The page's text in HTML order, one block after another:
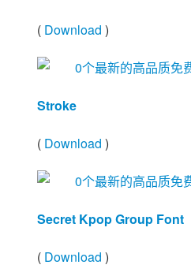
( Download )
Stroke
( Download )
Secret Kpop Group Font
( Download )